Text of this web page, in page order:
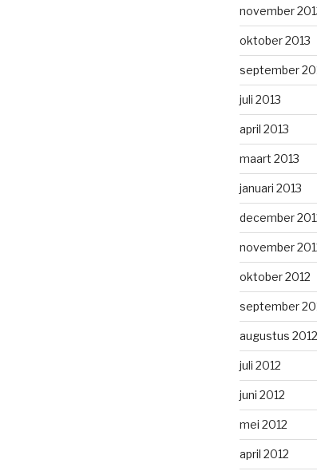
november
oktober 2013
september
juli 2013
april 2013
maart 2013
januari 2013
december
november
oktober 2012
september
augustus 2012
juli 2012
juni 2012
mei 2012
april 2012